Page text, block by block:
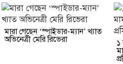
মারা গেছেন ‘স্পাইডার-ম্যান’ খ্যাত
অভিনেত্রী মেরি রিভেরা
১